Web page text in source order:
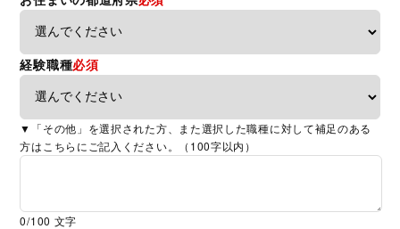
経験職種必須
▼「その他」を選択された方、また選択した職種に対して補足のある
方はこちらにご記入ください。（100字以内）
0/100 文字